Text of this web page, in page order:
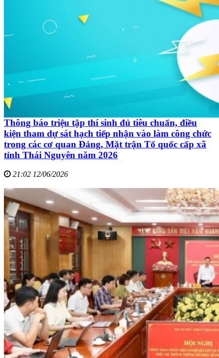
Thông báo triệu tập thí sinh đủ tiêu chuẩn, điều
kiện tham dự sát hạch tiếp nhận vào làm công chức
trong các cơ quan Đảng, Mặt trận Tổ quốc cấp xã
tỉnh Thái Nguyên năm 2026
21:02 12/06/2026